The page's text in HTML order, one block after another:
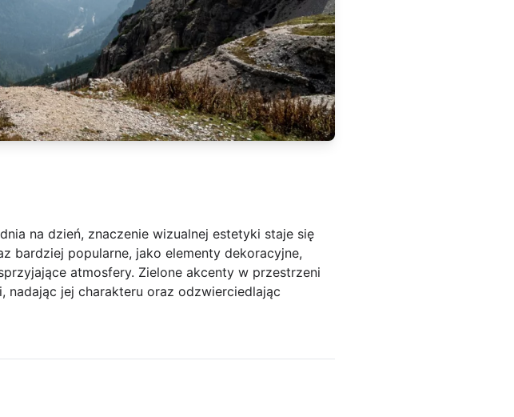
na dzień, znaczenie wizualnej estetyki staje się
bardziej popularne, jako elementy dekoracyjne,
atmosfery. Zielone akcenty w przestrzeni
nadając jej charakteru oraz odzwierciedlając